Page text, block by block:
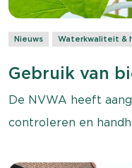
Nieuws Waterkwaliteit &
Gebruik van
De NVWA heeft
controleren en